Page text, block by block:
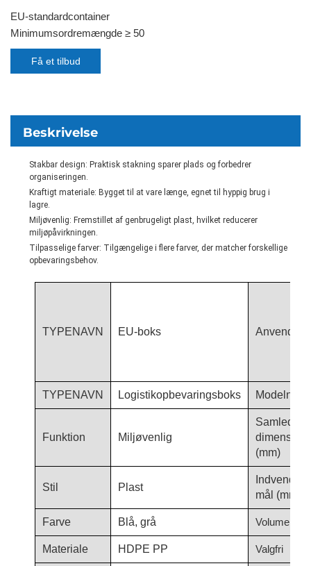
EU-standardcontainer
Minimumsordremængde ≥ 50
Få et tilbud
Beskrivelse
Stakbar design: Praktisk stakning sparer plads og forbedrer
organiseringen.
Kraftigt materiale: Bygget til at vare længe, egnet til hyppig brug i
lagre.
Miljøvenlig: Fremstillet af genbrugeligt plast, hvilket reducerer
miljøpåvirkningen.
Tilpasselige farver: Tilgængelige i flere farver, der matcher forskellige
opbevaringsbehov.
TYPENAVN EU-boks
TYPENAVN Logistikopbevaringsboks
Funktion Miljøvenlig
Samlede
(mm)
Stil Plast
Indvendige
mål (mm)
Farve Blå, grå Volumen (L)
Materiale HDPE PP Valgfri